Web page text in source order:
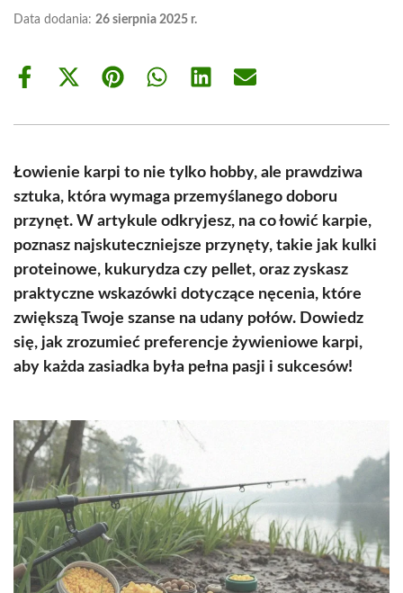
Data dodania: 26 sierpnia 2025 r.
Share
Share
(Twitter)
Share Share Share Share
Łowienie karpi to nie tylko hobby, ale prawdziwa
sztuka, która wymaga przemyślanego doboru
przynęt. W artykule odkryjesz, na co łowić karpie,
poznasz najskuteczniejsze przynęty, takie jak kulki
proteinowe, kukurydza czy pellet, oraz zyskasz
praktyczne wskazówki dotyczące nęcenia, które
zwiększą Twoje szanse na udany połów. Dowiedz
się, jak zrozumieć preferencje żywieniowe karpi,
aby każda zasiadka była pełna pasji i sukcesów!